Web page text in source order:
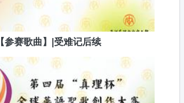
【参赛歌曲】|受难记后续